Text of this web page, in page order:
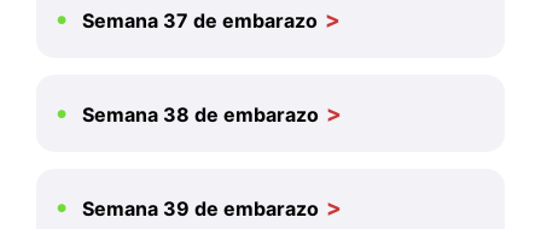
Semana 37 de embarazo
Semana 38 de embarazo
Semana 39 de embarazo